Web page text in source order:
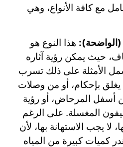
مع كافة الأنواع، وهي
(الواضحة): هذا النوع هو
حيث يمكن رؤية آثاره
الأمثلة على ذلك تسرب
يغلق بإحكام، أو من وصلات
أسفل المرحاض، أو رؤية
المغسلة. على الرغم
لا يجب الاستهانة بها، لأن
كميات كبيرة من المياه